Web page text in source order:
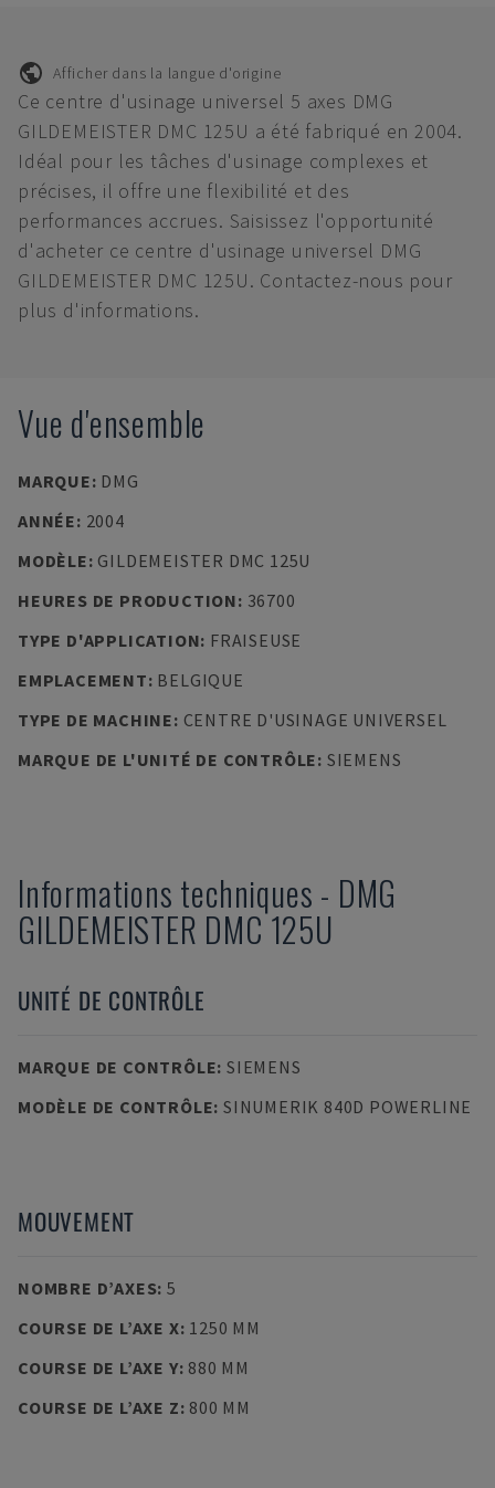
Afficher dans la langue d'origine
Ce centre d'usinage universel 5 axes DMG
GILDEMEISTER DMC 125U a été fabriqué en 2004.
Idéal pour les tâches d'usinage complexes et
précises, il offre une flexibilité et des
performances accrues. Saisissez l'opportunité
d'acheter ce centre d'usinage universel DMG
GILDEMEISTER DMC 125U. Contactez-nous pour
plus d'informations.
Vue d'ensemble
MARQUE: DMG
ANNÉE: 2004
MODÈLE: GILDEMEISTER DMC 125U
HEURES DE PRODUCTION: 36700
TYPE D'APPLICATION: FRAISEUSE
EMPLACEMENT: BELGIQUE
TYPE DE MACHINE: CENTRE D'USINAGE UNIVERSEL
MARQUE DE L'UNITÉ DE CONTRÔLE: SIEMENS
Informations techniques - DMG
GILDEMEISTER DMC 125U
UNITÉ DE CONTRÔLE
MARQUE DE CONTRÔLE: SIEMENS
MODÈLE DE CONTRÔLE: SINUMERIK 840D POWERLINE
MOUVEMENT
NOMBRE D’AXES: 5
COURSE DE L’AXE X: 1250 MM
COURSE DE L’AXE Y: 880 MM
COURSE DE L’AXE Z: 800 MM